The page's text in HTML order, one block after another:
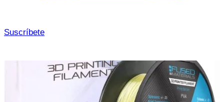
Suscríbete